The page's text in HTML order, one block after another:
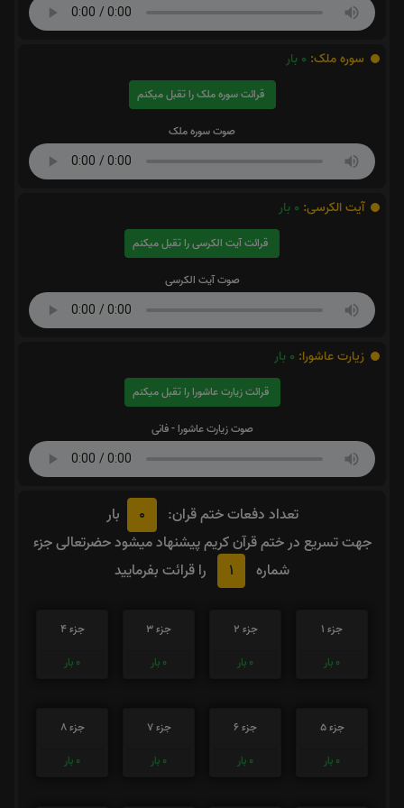
سوره ملک: 0 بار
قرائت سوره ملک را تقبل میکنم
صوت سوره ملک
آیت الکرسی: 0 بار
قرائت آیت الکرسی را تقبل میکنم
صوت آیت الکرسی
زیارت عاشورا: 0 بار
قرائت زیارت عاشورا را تقبل میکنم
صوت زیارت عاشورا - فانی
تعداد دفعات ختم قران: 0
بار
جهت تسریع در ختم قرآن کریم پیشنهاد میشود حضرتعالی جزء
شماره
1 را قرائت بفرمایید
جزء 1
0 بار
جزء 2
0 بار
جزء 3
0 بار
جزء 4
0 بار
جزء 5
0 بار
جزء 6
0 بار
جزء 7
0 بار
جزء 8
0 بار